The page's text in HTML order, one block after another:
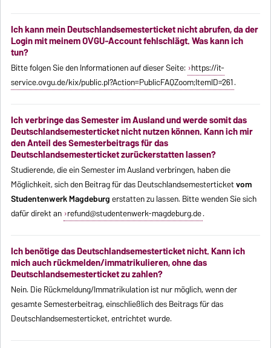
Ich kann mein Deutschlandsemesterticket nicht abrufen, da der
Login mit meinem OVGU-Account fehlschlägt. Was kann ich
tun?
Bitte folgen Sie den Informationen auf dieser Seite: https://it-
service.ovgu.de/kix/public.pl?Action=PublicFAQZoom;ItemID=261.
Ich verbringe das Semester im Ausland und werde somit das
Deutschlandsemesterticket nicht nutzen können. Kann ich mir
den Anteil des Semesterbeitrags für das
Deutschlandsemesterticket zurückerstatten lassen?
Studierende, die ein Semester im Ausland verbringen, haben die
Möglichkeit, sich den Beitrag für das Deutschlandsemesterticketvom
Studentenwerk Magdeburgerstatten zu lassen. Bitte wenden Sie sich
dafür direkt an refund@studentenwerk-magdeburg.de.
Ich benötige das Deutschlandsemesterticket nicht. Kann ich
mich auch rückmelden/immatrikulieren, ohne das
Deutschlandsemesterticket zu zahlen?
Nein. Die Rückmeldung/Immatrikulation ist nur möglich, wenn der
gesamte Semesterbeitrag, einschließlich des Beitrags für das
Deutschlandsemesterticket, entrichtet wurde.